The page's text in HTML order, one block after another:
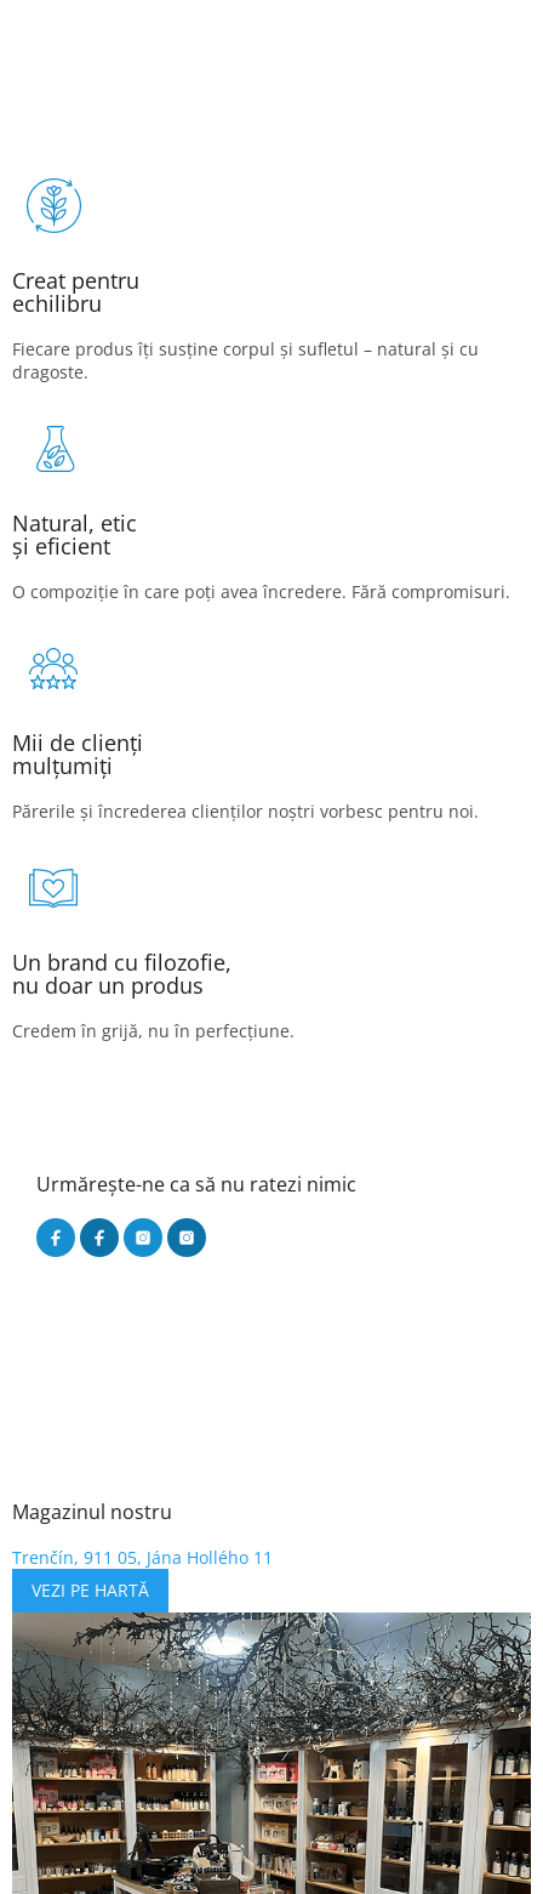
Creat pentru
echilibru
Fiecare produs îți susține corpul și sufletul – natural și cu
dragoste.
Natural, etic
și eficient
O compoziție în care poți avea încredere. Fără compromisuri.
Mii de clienți
mulțumiți
Părerile și încrederea clienților noștri vorbesc pentru noi.
Un brand cu filozofie,
nu doar un produs
Credem în grijă, nu în perfecțiune.
Urmărește-ne ca să nu ratezi nimic
Magazinul nostru
Trenčín, 911 05, Jána Hollého 11
VEZI PE HARTĂ